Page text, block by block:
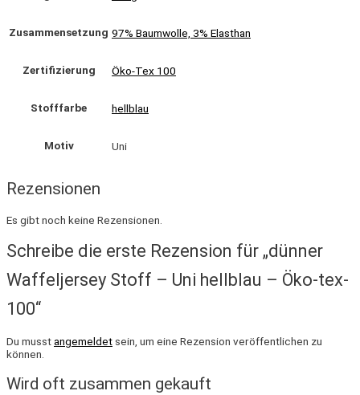
Zusammensetzung 97% Baumwolle, 3% Elasthan
Zertifizierung Öko-Tex 100
Stofffarbe hellblau
Motiv Uni
Rezensionen
Es gibt noch keine Rezensionen.
Schreibe die erste Rezension für „dünner
Waffeljersey Stoff – Uni hellblau – Öko-tex-
100“
Du musstangemeldet sein, um eine Rezension veröffentlichen zu
können.
Wird oft zusammen gekauft